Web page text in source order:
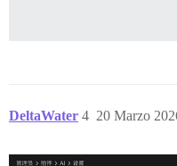
DeltaWater 20 Marzo
4